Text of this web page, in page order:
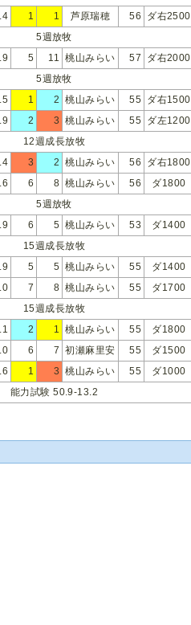
1 1 芦原瑞穂 56 ダ右2500
5週放牧
5 11 桃山みらい 57 ダ右2000
5週放牧
1 2 桃山みらい 55 ダ右1500
2 3 桃山みらい 55 ダ左1200
12週成長放牧
3 2 桃山みらい 56 ダ右1800
6 8 桃山みらい 56 ダ1800
5週放牧
6 5 桃山みらい 53 ダ1400
15週成長放牧
5 5 桃山みらい 55 ダ1400
7 8 桃山みらい 55 ダ1700
15週成長放牧
2 1 桃山みらい 55 ダ1800
6 7 初瀬麻里安 55 ダ1500
1 3 桃山みらい 55 ダ1000
能力試験 50.9-13.2